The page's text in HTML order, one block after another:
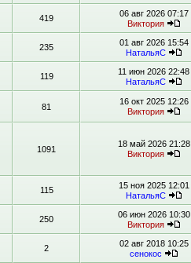
419
06 авг 2026 07:17
Виктория
235
01 авг 2026 15:54
НатальяС
119
11 июн 2026 22:48
НатальяС
81
16 окт 2025 12:26
Виктория
1091
18 май 2026 21:28
Виктория
115
15 ноя 2025 12:01
НатальяС
250
06 июн 2026 10:30
Виктория
2
02 авг 2018 10:25
сенокос